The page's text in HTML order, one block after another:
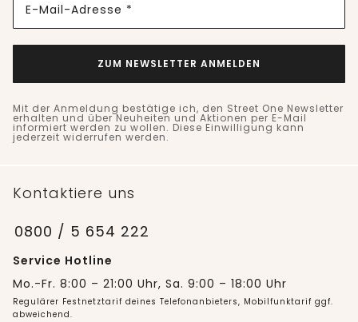
E-Mail-Adresse *
ZUM NEWSLETTER ANMELDEN
Mit der Anmeldung bestätige ich, den Street One Newsletter
erhalten und über Neuheiten und Aktionen per E-Mail
informiert werden zu wollen. Diese Einwilligung kann
jederzeit widerrufen werden.
Kontaktiere uns
0800 / 5 654 222
Service Hotline
Mo.-Fr. 8:00 – 21:00 Uhr, Sa. 9:00 – 18:00 Uhr
Regulärer Festnetztarif deines Telefonanbieters, Mobilfunktarif ggf.
abweichend.